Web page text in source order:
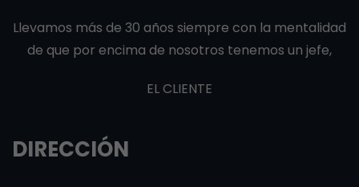
Llevamos más de 30 años siempre con la mentalidad
de que por encima de nosotros tenemos un jefe,
EL CLIENTE
DIRECCIÓN